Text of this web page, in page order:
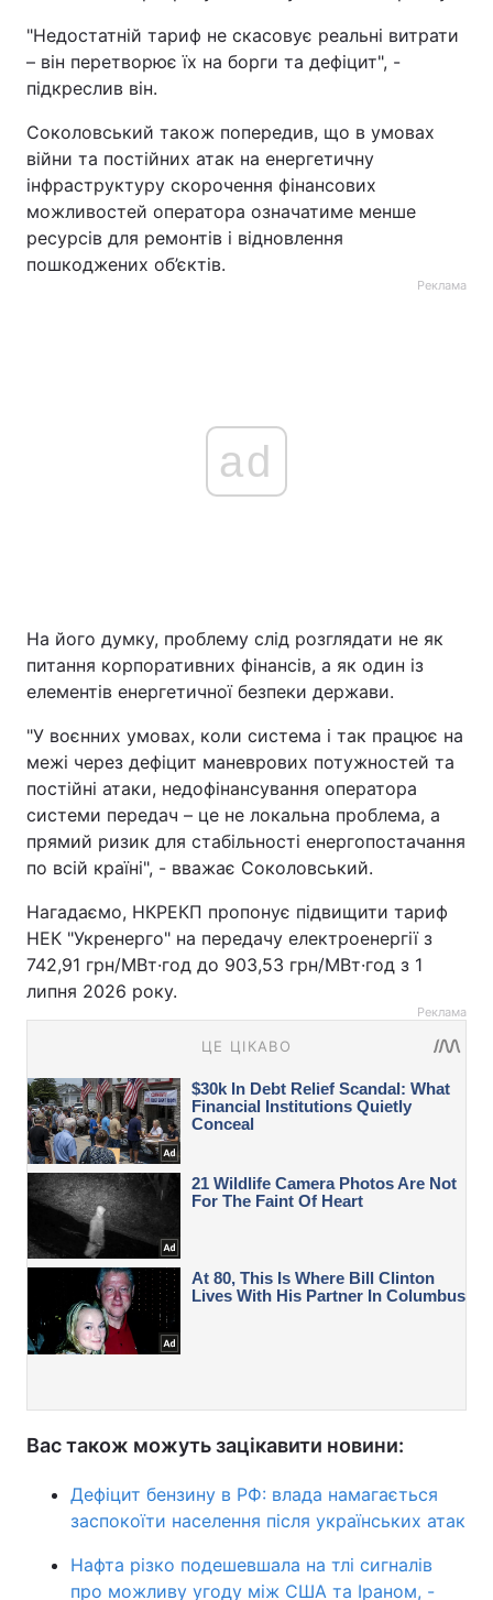
"Недостатній тариф не скасовує реальні витрати
– він перетворює їх на борги та дефіцит", -
підкреслив він.
Соколовський також попередив, що в умовах
війни та постійних атак на енергетичну
інфраструктуру скорочення фінансових
можливостей оператора означатиме менше
ресурсів для ремонтів і відновлення
пошкоджених об’єктів.
Реклама
ad
На його думку, проблему слід розглядати не як
питання корпоративних фінансів, а як один із
елементів енергетичної безпеки держави.
"У воєнних умовах, коли система і так працює на
межі через дефіцит маневрових потужностей та
постійні атаки, недофінансування оператора
системи передач – це не локальна проблема, а
прямий ризик для стабільності енергопостачання
по всій країні", - вважає Соколовський.
Нагадаємо, НКРЕКП пропонує підвищити тариф
НЕК "Укренерго" на передачу електроенергії з
742,91 грн/МВт·год до 903,53 грн/МВт·год з 1
липня 2026 року.⁩
Реклама
Вас також можуть зацікавити новини:
Дефіцит бензину в РФ: влада намагається
заспокоїти населення після українських атак
Нафта різко подешевшала на тлі сигналів
про можливу угоду між США та Іраном, -